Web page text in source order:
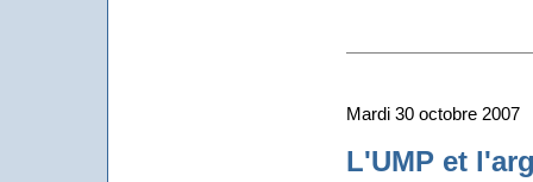
Mardi 30 octobre 2007
L'UMP et